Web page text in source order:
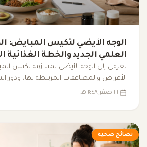
الوجه الأيضي لتكيس المبايض:
العلمي الجديد والخطة الغذائية
لضبط الهرمونات
تعرفي إلى الوجه الأيضي لمتلازمة تكيس
الأعراض والمضاعفات المرتبطة بها، ودور
المؤشر الجلايسيمي، والرياضة، والنوم،
٢٢ صفر ١٤٤٨ هـ
نصائح صحية